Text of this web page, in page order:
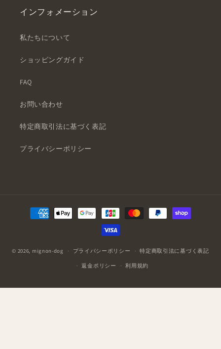
インフォメーション
私たちについて
ショッピングガイド
FAQ
お問い合わせ
特定商取引法に基づく表記
プライバシーポリシー
法
© 2026, mignon-dog プライバシーポリシー 特定商取引法に基づく表記
返金ポリシー 利用規約